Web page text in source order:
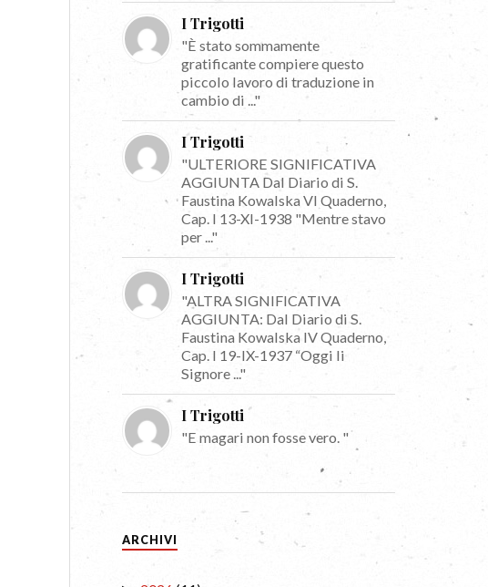
I Trigotti
"È stato sommamente
gratificante compiere questo
piccolo lavoro di traduzione in
cambio di ..."
I Trigotti
"ULTERIORE SIGNIFICATIVA
AGGIUNTA Dal Diario di S.
Faustina Kowalska VI Quaderno,
Cap. I 13-XI-1938 "Mentre stavo
per ..."
I Trigotti
"ALTRA SIGNIFICATIVA
AGGIUNTA: Dal Diario di S.
Faustina Kowalska IV Quaderno,
Cap. I 19-IX-1937 “Oggi li
Signore ..."
I Trigotti
"E magari non fosse vero. "
ARCHIVI